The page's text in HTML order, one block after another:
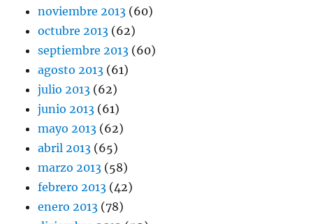
noviembre 2013 (60)
octubre 2013 (62)
septiembre 2013 (60)
agosto 2013 (61)
julio 2013 (62)
junio 2013 (61)
mayo 2013 (62)
abril 2013 (65)
marzo 2013 (58)
febrero 2013 (42)
enero 2013 (78)